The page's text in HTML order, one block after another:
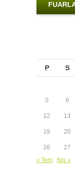
P S
5 6
12 13
19 20
26 27
« Tem
Nis »